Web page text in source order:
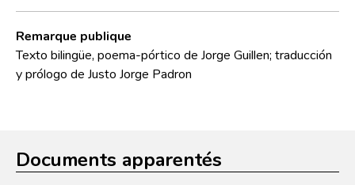
Remarque publique
Texto bilingüe, poema-pórtico de Jorge Guillen; traducción
y prólogo de Justo Jorge Padron
Documents apparentés